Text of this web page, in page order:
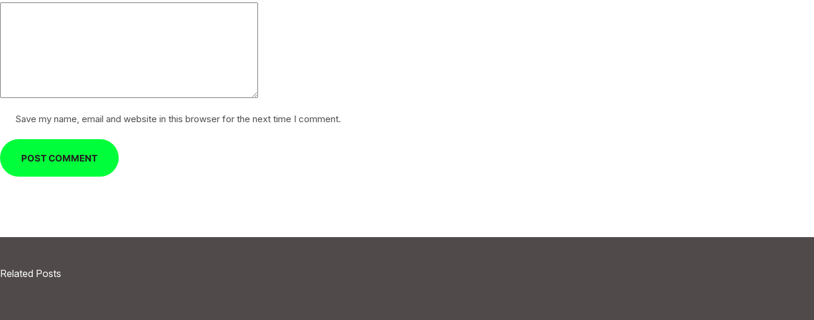
Save my name, email and website in this browser for the next time I comment.
POST COMMENT
Related Posts